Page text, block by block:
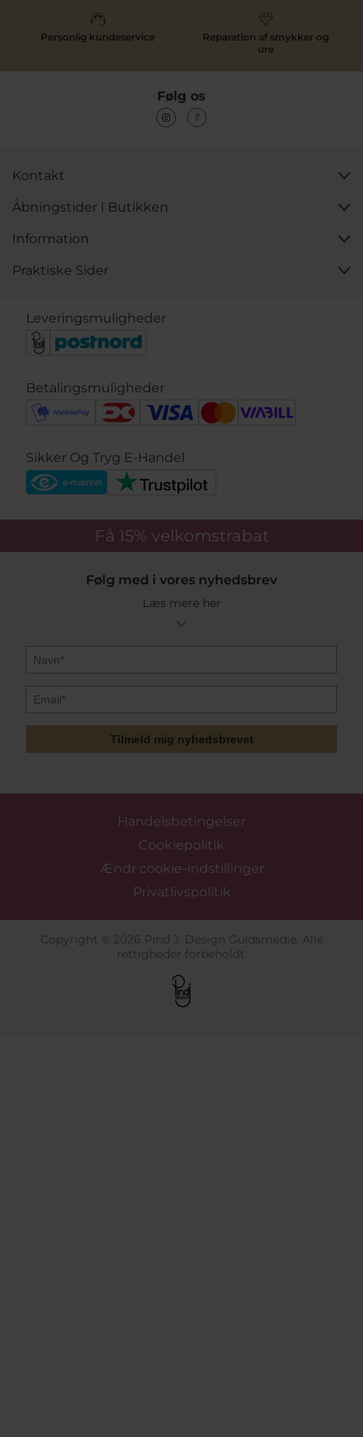
Personlig kundeservice
Reparation af smykker og
ure
Følg os
Kontakt
Åbningstider I Butikken
Information
Praktiske Sider
Leveringsmuligheder
Betalingsmuligheder
Sikker Og Tryg E-Handel
Få 15% velkomstrabat
Følg med i vores nyhedsbrev
Læs mere her
Tilmeld mig nyhedsbrevet
Handelsbetingelser
Cookiepolitik
Ændr cookie-indstillinger
Privatlivspolitik
Copyright © 2026 Pind J. Design Guldsmedie. Alle
rettigheder forbeholdt.